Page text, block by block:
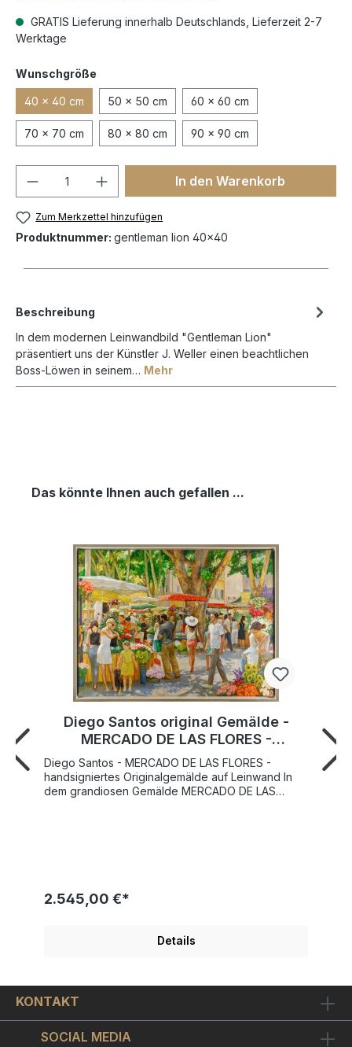
GRATIS Lieferung innerhalb Deutschlands, Lieferzeit 2-7
Werktage
Wunschgröße
40 x 40 cm 50 x 50 cm 60 x 60 cm
70 x 70 cm 80 x 80 cm 90 x 90 cm
In den Warenkorb
Zum Merkzettel hinzufügen
Produktnummer: gentleman lion 40x40
Beschreibung
In dem modernen Leinwandbild "Gentleman Lion"
präsentiert uns der Künstler J. Weller einen beachtlichen
Boss-Löwen in seinem… Mehr
Das könnte Ihnen auch gefallen ...
Diego Santos original Gemälde -
MERCADO DE LAS FLORES -
handgemalt
Diego Santos - MERCADO DE LAS FLORES -
handsigniertes Originalgemälde auf Leinwand In
dem grandiosen Gemälde MERCADO DE LAS
Sommerbildern und südlichen Landschaften,
Havanna. Die Bilder zeigen ein herrliches Abbild
kubanischer Kultur und Lebensfreude. Jeder, der
Atmosphäre, die Santos in seinen Gemälden
perfekt einfängt.MERCADO DE LAS FLORES ist ein
ORIGINALGEMÄLDE auf Leinwand, vom Künstler
handsigniert und gerahmt in einen edlen weissen
2.545,00 €*
Details
KONTAKT
SOCIAL MEDIA